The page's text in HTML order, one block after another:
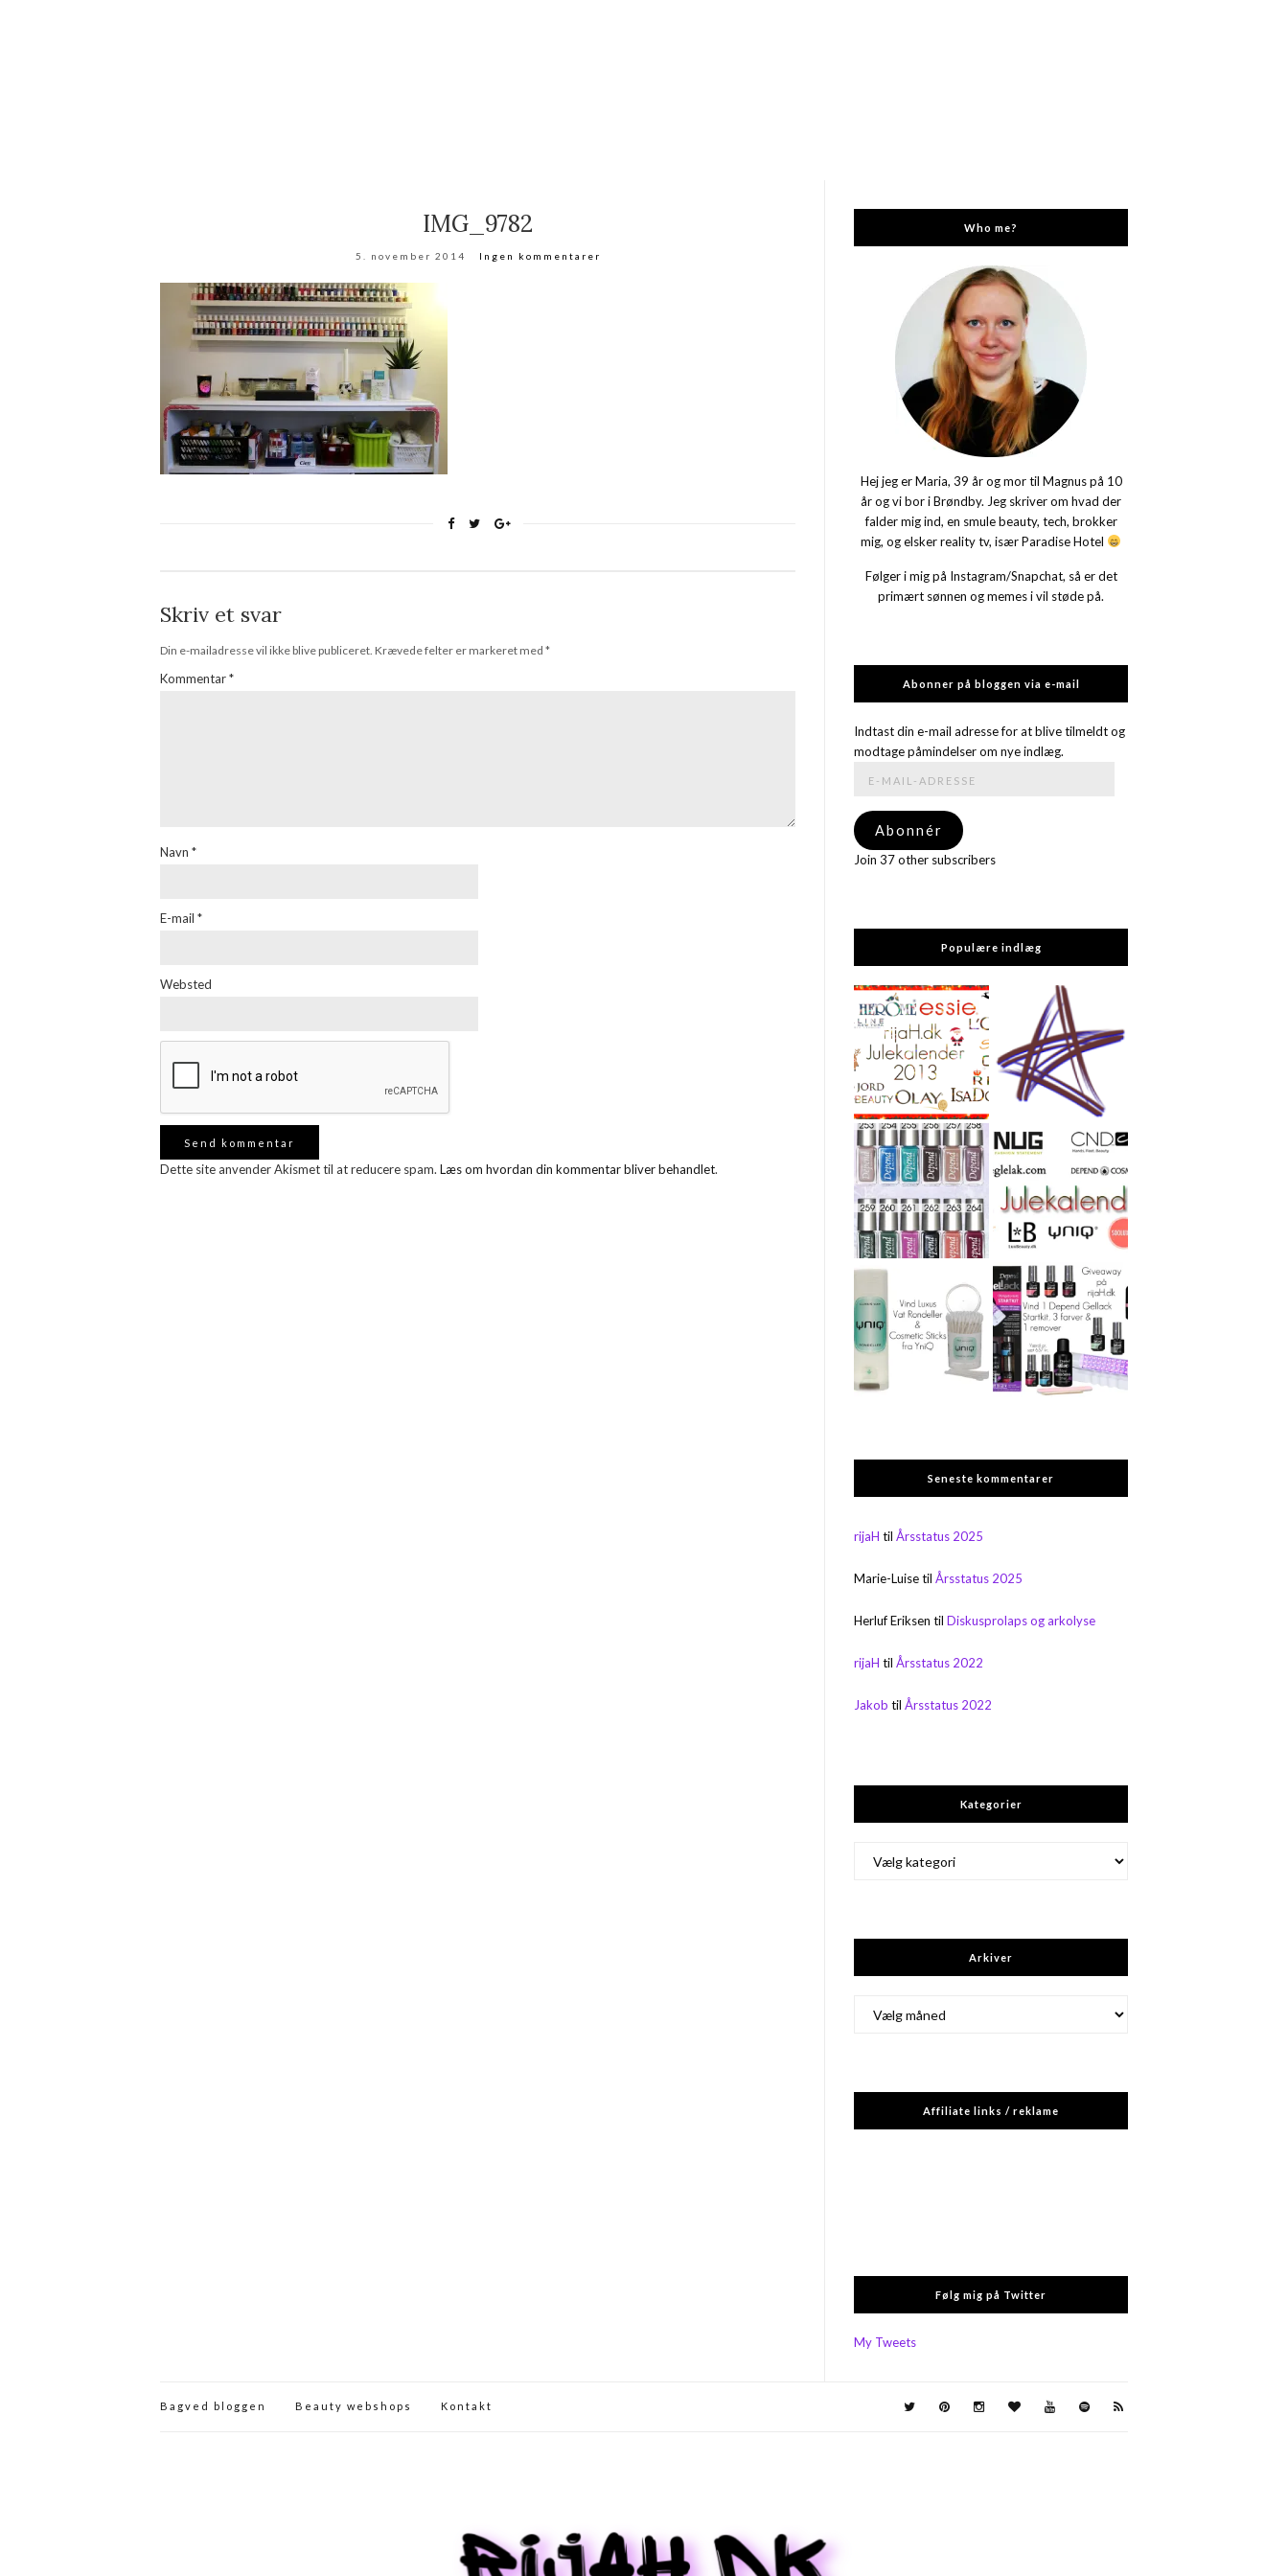
IMG_9782
5. november 2014 Ingen kommentarer
Skriv et svar
Din e-mailadresse vil ikke blive publiceret. Krævede felter er markeret med *
Kommentar*
Navn *
E-mail *
Websted
Dette site anvender Akismet til at reducere spam. Læs om hvordan din kommentar bliver behandlet.
Who me?
Hej jeg er Maria, 39 år og mor til Magnus på 10
år og vi bor i Brøndby. Jeg skriver om hvad der
falder mig ind, en smule beauty, tech, brokker
mig, og elsker reality tv, især Paradise Hotel
Følger i mig på Instagram/Snapchat, så er det
primært sønnen og memes i vil støde på.
Abonner på bloggen via e-mail
Indtast din e-mail adresse for at blive tilmeldt og
modtage påmindelser om nye indlæg.
adresse
Abonnér
Join 37 other subscribers
Populære indlæg
Seneste kommentarer
rijaH tilÅrsstatus 2025
Marie-LuisetilÅrsstatus 2025
Herluf Eriksen tilDiskusprolaps og arkolyse
rijaH tilÅrsstatus 2022
Jakob tilÅrsstatus 2022
Kategorier
Arkiver
Affiliate links / reklame
Følg mig på Twitter
My Tweets
Bagved bloggen Beauty webshops Kontakt